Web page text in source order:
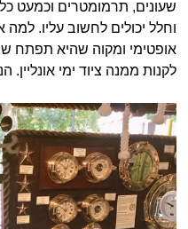
שעונים, תרמומטרים וכמעט
וחלל יכולים לחשוב עליו.
אופטימי ומקוה שהיא תפתח
לקנות ממנה ציוד ימי